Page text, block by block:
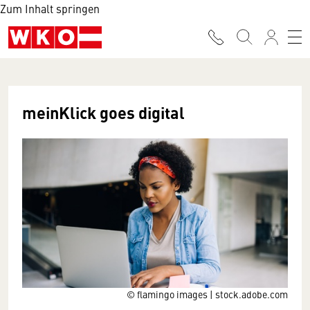
Zum Inhalt springen
© flamingo images | stock.adobe.com
meinKlick goes digital